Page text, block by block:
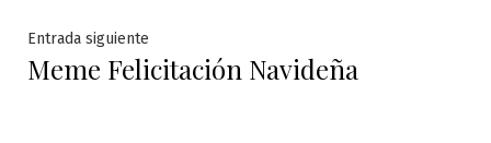
entradas
Entrada siguiente
siguiente:
Meme Felicitación Navideña